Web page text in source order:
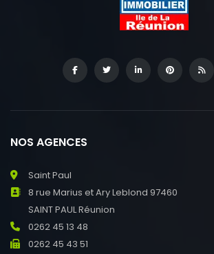
NOS AGENCES
Saint Paul
8 rue Marius et Ary Leblond 97460
SAINT PAUL Réunion
0262 45 13 48
0262 45 43 51